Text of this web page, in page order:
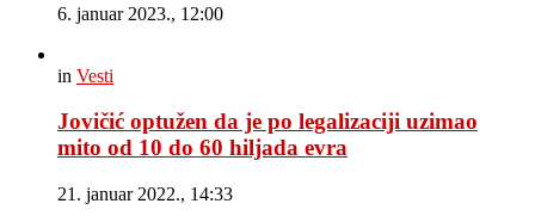
6. januar 2023., 12:00
in Vesti
Jovičić optužen da je po legalizaciji uzimao
mito od 10 do 60 hiljada evra
21. januar 2022., 14:33